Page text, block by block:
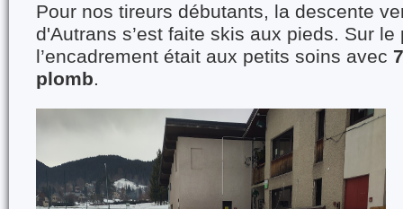
Pour nos tireurs débutants, la descente
d'Autrans s’est faite skis aux pieds. Sur le
l’encadrement était aux petits soins avec
plomb.